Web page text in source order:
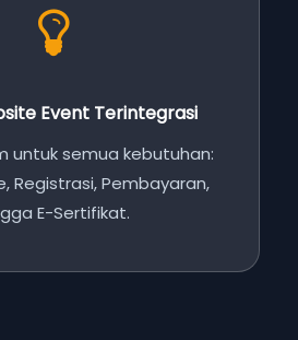
Event Terintegrasi
untuk semua kebutuhan:
Registrasi, Pembayaran,
E-Sertifikat.